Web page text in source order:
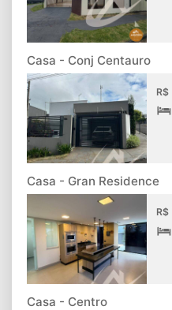
Casa - Conj Centauro
R$
Casa - Gran Residence
R$
Casa - Centro